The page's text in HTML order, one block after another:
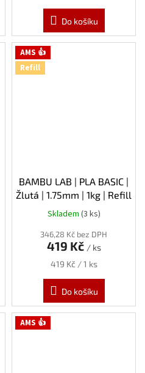
Do košíku
AMS 👍
Refill
BAMBU LAB | PLA BASIC |
Žlutá | 1.75mm | 1kg | Refill
Skladem (3 ks)
346,28 Kč bez DPH
419 Kč / ks
Měrná
419 Kč / 1 ks
Do košíku
AMS 👍